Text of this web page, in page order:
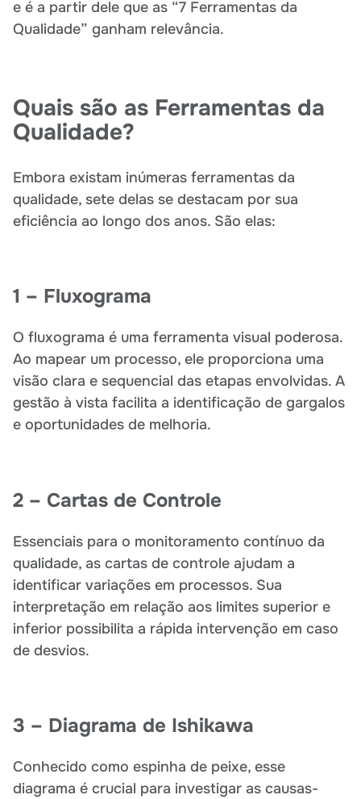
e é a partir dele que as “7 Ferramentas da
Qualidade” ganham relevância.
Quais são as Ferramentas da
Qualidade?
Embora existam inúmeras ferramentas da
qualidade, sete delas se destacam por sua
eficiência ao longo dos anos. São elas:
1 – Fluxograma
O fluxograma é uma ferramenta visual poderosa.
Ao mapear um processo, ele proporciona uma
visão clara e sequencial das etapas envolvidas. A
gestão à vista facilita a identificação de gargalos
e oportunidades de melhoria.
2 – Cartas de Controle
Essenciais para o monitoramento contínuo da
qualidade, as cartas de controle ajudam a
identificar variações em processos. Sua
interpretação em relação aos limites superior e
inferior possibilita a rápida intervenção em caso
de desvios.
3 – Diagrama de Ishikawa
Conhecido como espinha de peixe, esse
diagrama é crucial para investigar as causas-